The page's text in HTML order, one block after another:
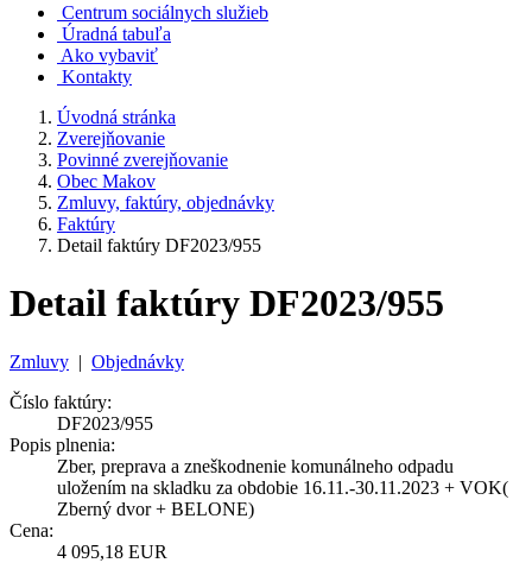
Centrum sociálnych služieb
Úradná tabuľa
Ako vybaviť
Kontakty
Úvodná stránka
Zverejňovanie
Povinné zverejňovanie
Obec Makov
Zmluvy, faktúry, objednávky
Faktúry
Detail faktúry DF2023/955
Detail faktúry DF2023/955
Zmluvy | Objednávky
Číslo faktúry:
DF2023/955
Popis plnenia:
Zber, preprava a zneškodnenie komunálneho odpadu
uložením na skladku za obdobie 16.11.-30.11.2023 + VOK(
Zberný dvor + BELONE)
Cena:
4 095,18 EUR